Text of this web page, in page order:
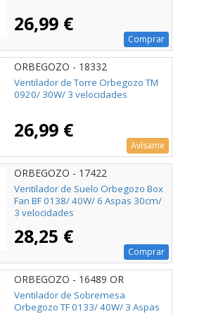
26,99 €
Comprar
ORBEGOZO - 18332
Ventilador de Torre Orbegozo TM
0920/ 30W/ 3 velocidades
26,99 €
Avísame
ORBEGOZO - 17422
Ventilador de Suelo Orbegozo Box
Fan BF 0138/ 40W/ 6 Aspas 30cm/
3 velocidades
28,25 €
Comprar
ORBEGOZO - 16489 OR
Ventilador de Sobremesa
Orbegozo TF 0133/ 40W/ 3 Aspas